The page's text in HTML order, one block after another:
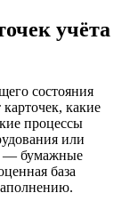
учёта
состояния
какие
процессы
или
— бумажные
база